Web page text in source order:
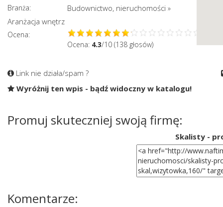
Branża: Budownictwo, nieruchomości »
Aranżacja wnętrz
Ocena:
Ocena: 4.3/10 (138 głosów)
Link nie działa/spam ?
Wyróżnij ten wpis - bądź widoczny w katalogu!
Promuj skuteczniej swoją firmę:
Skalisty -
Komentarze: